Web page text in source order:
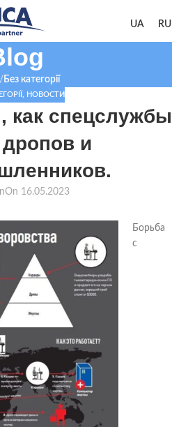
Без категорії
НОВОСТИ
как спецслужбы
и
On 16.05.2023
Борьба
с